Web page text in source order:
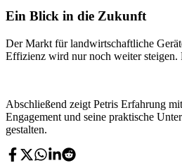
Ein Blick in die Zukunft
Der Markt für landwirtschaftliche
Effizienz wird nur noch weiter steigen.
Abschließend zeigt Petris Erfahrung
Engagement und seine praktische
gestalten.